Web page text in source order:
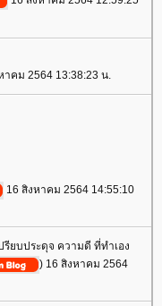
าคม 2564 13:38:23 น.
16 สิงหาคม 2564 14:55:10
ยบประดุจ ความดี ที่ทำเอง
) 16 สิงหาคม 2564